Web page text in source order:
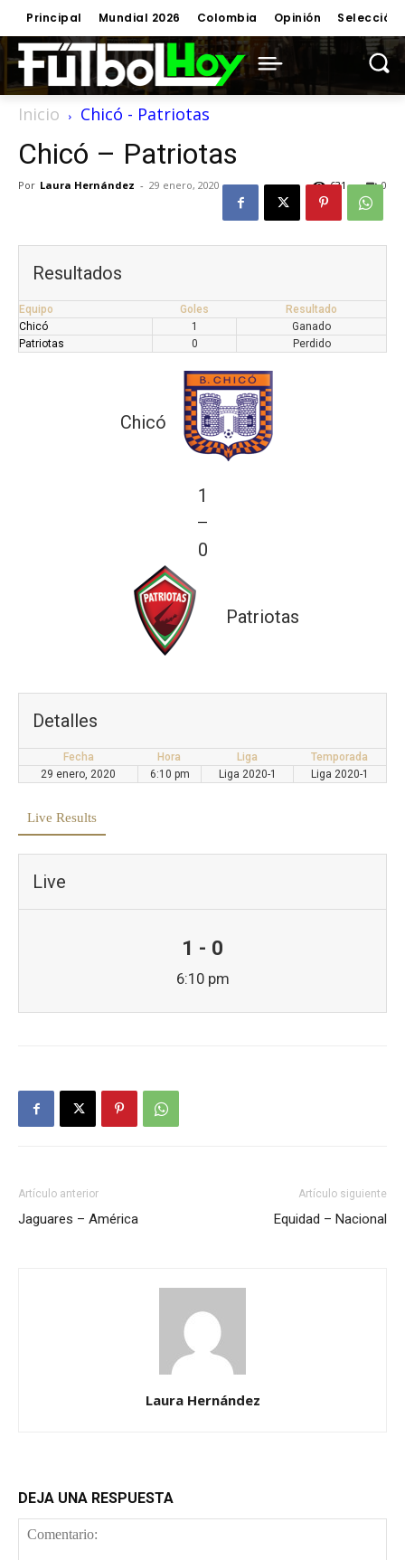
Principal Mundial 2026 Colombia Opinión Selección
Inicio Chicó - Patriotas
Chicó – Patriotas
Por Laura Hernández - 29 enero, 2020 0
631
Resultados
Equipo Goles
Resultado
Chicó
1
Ganado
Patriotas
0 Perdido
Chicó
1
—
0
Patriotas
Detalles
Fecha Hora Liga
Temporada
29 enero, 2020
6:10 pm Liga 2020-1 Liga 2020-1
Live Results
Live
1 - 0
6:10 pm
Artículo anterior
Jaguares – América
Artículo siguiente
Equidad – Nacional
Laura Hernández
DEJA UNA RESPUESTA